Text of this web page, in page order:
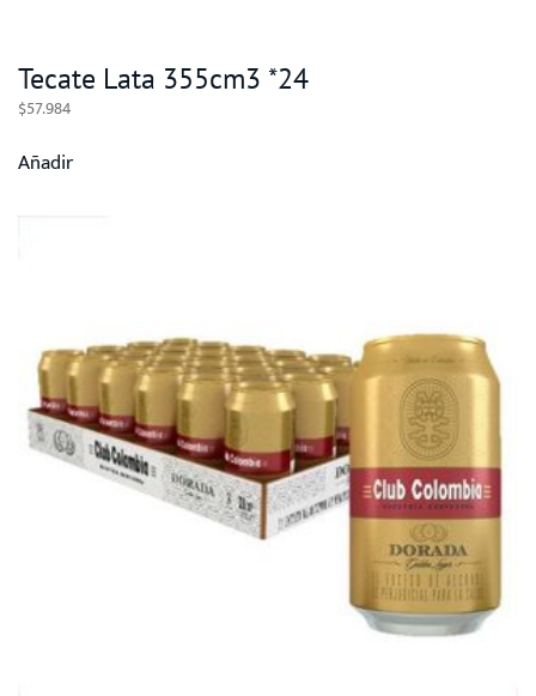
Tecate Lata 355cm3 *24
$57.984
Añadir